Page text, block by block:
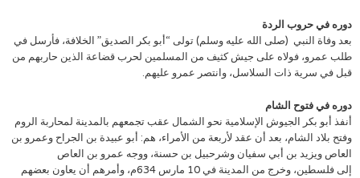
دوره في حروب الردة
بعد وفاة النبي (صلى الله عليه وسلم) تولى “أبو بكر الصديق” الخلافة، فأرسل في
طلب عمرو، فولاه على جيش كثيف من المسلمين لحرب قضاعة الذين حاربهم من
قبل في سرية ذات السلاسل، وانتصر عمرو عليهم.
دوره في فتوح الشام
أنفذ أبو بكر الجيوش الإسلامية نحو الشمال عقب تجمعهم بالمدينة لمحاربة الروم
وفتح بلاد الشام، بعد أن عقد لأربعة من الأمراء، هم: أبو عبيدة بن الجراح وعمرو بن
العاص ويزيد بن أبي سفيان وشرحبيل بن حسنة، ووجه عمرو بن العاص
إلى فلسطين، وخرج من المدينة في 10 مارس 634م، وأمرهم أن يعاون بعضهم